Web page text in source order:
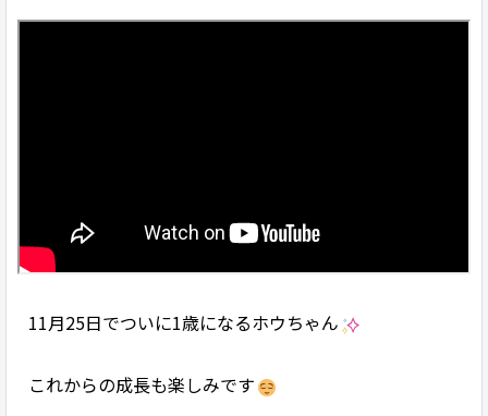
11月25日でついに1歳になるホウちゃん
これからの成長も楽しみです